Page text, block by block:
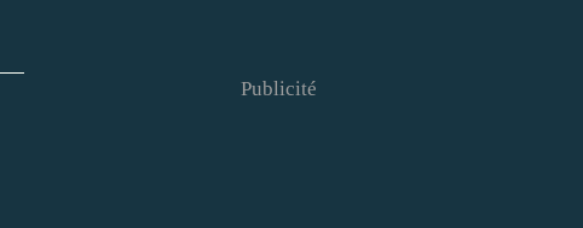
Publicité